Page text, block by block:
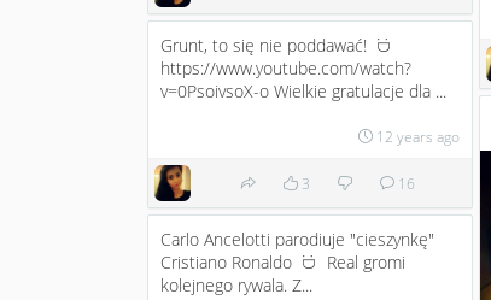
Grunt, to się nie poddawać! :D
https://www.youtube.com/watch?
v=0PsoivsoX-o Wielkie gratulacje dla ...
12 years ago
3 16
Carlo Ancelotti parodiuje "cieszynkę"
Cristiano Ronaldo
:D
Real gromi
kolejnego rywala. Z...